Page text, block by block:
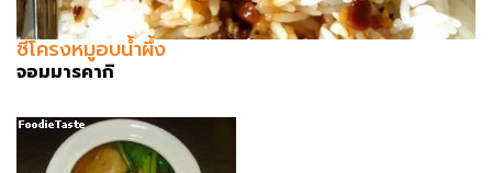
ซี่โครงหมูอบน้ำผึ้ง
จอมมารคากิ